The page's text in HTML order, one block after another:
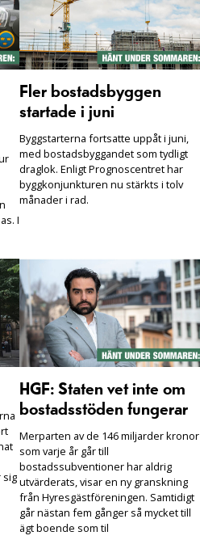
I
Fler bostadsbyggen
startade i juni
Byggstarterna fortsatte uppåt i juni,
med bostadsbyggandet som tydligt
draglok. Enligt Prognoscentret har
byggkonjunkturen nu stärkts i tolv
månader i rad.
sig
HGF: Staten vet inte om
bostadsstöden fungerar
Merparten av de 146 miljarder kronor
som varje år går till
bostadssubventioner har aldrig
utvärderats, visar en ny granskning
från Hyresgästföreningen. Samtidigt
går nästan fem gånger så mycket till
ägt boende som til